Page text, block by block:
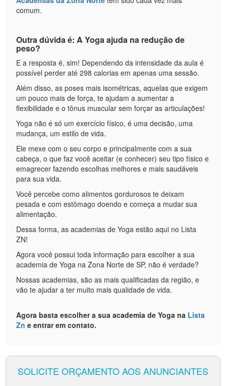
comum.
Outra dúvida é: A Yoga ajuda na redução de
peso?
E a resposta é, sim! Dependendo da intensidade da aula é
possível perder até 298 calorias em apenas uma sessão.
Além disso, as poses mais isométricas, aquelas que exigem
um pouco mais de força, te ajudam a aumentar a
flexibilidade e o tônus muscular sem forçar as articulações!
Yoga não é só um exercício físico, é uma decisão, uma
mudança, um estilo de vida.
Ele mexe com o seu corpo e principalmente com a sua
cabeça, o que faz você aceitar (e conhecer) seu tipo físico e
emagrecer fazendo escolhas melhores e mais saudáveis
para sua vida.
Você percebe como alimentos gordurosos te deixam
pesada e com estômago doendo e começa a mudar sua
alimentação.
Dessa forma, as academias de Yoga estão aqui no Lista
ZN!
Agora você possui toda informação para escolher a sua
academia de Yoga na Zona Norte de SP, não é verdade?
Nossas academias, são as mais qualificadas da região, e
vão te ajudar a ter muito mais qualidade de vida.
Agora basta escolher a sua academia de Yoga na Lista
Zn e entrar em contato.